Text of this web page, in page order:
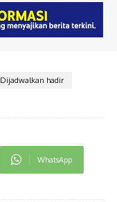
Dijadwalkan hadir
WhatsApp